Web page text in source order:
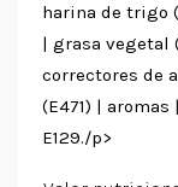
harina de trigo
| grasa vegetal
correctores de
(E471) |
E129./p>